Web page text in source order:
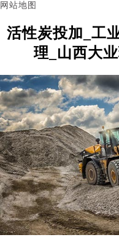
网站地图
活性炭投加_工
理_山西大